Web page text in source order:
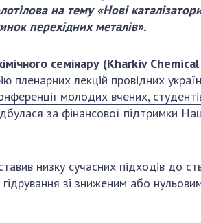
що становлять
надбання
науковими
України
установ
досліджень
в НАН України
кадрів
НАН
України
Вибори
НАН
Бланки
на тему «Нові
перехідних металів».
семінару (Kharkiv
пленарних лекцій провідних
молодих вчених,
за фінансової підтримки
низку сучасних підходів до
зі зниженим або